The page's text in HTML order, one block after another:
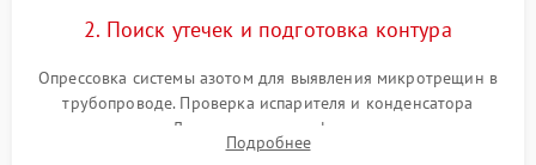
2. Поиск утечек и подготовка контура
Опрессовка системы азотом для выявления микротрещин в
трубопроводе. Проверка испарителя и конденсатора
течеискателем. Демонтаж старого фильтра-осушителя и
продувка капиллярной трубки для устранения засоров.
Подробнее